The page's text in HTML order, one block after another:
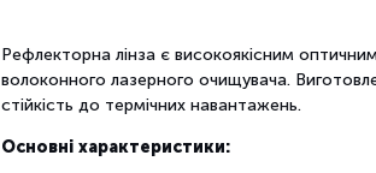
Рефлекторна лінза є високоякісним
волоконного лазерного очищувача.
стійкість до термічних навантажень.
Основні характеристики: